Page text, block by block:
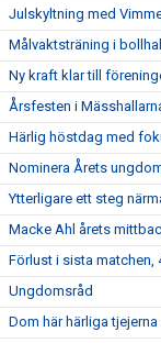
Julskyltning med
Målvaktsträning i
Ny kraft klar till
Årsfesten i
Härlig höstdag med
Nominera Årets
Ytterligare ett steg
Macke Ahl årets
Förlust i sista matchen,
Ungdomsråd
Dom här härliga